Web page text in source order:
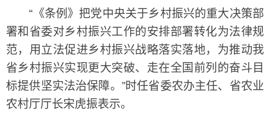
“《条例》把党中央关于乡村振兴的重大决策部
署和省委对乡村振兴工作的安排部署转化为法律规
范，用立法促进乡村振兴战略落实落地，为推动我
省乡村振兴实现更大突破、走在全国前列的奋斗目
标提供坚实法治保障。”时任省委农办主任、省农业
农村厅厅长宋虎振表示。